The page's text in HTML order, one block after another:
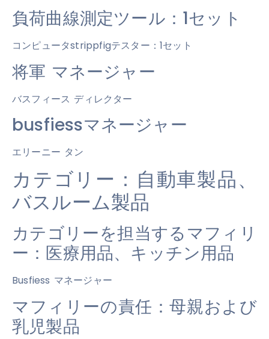
負荷曲線測定ツール：1セット
コンピュータstrippfigテスター：1セット
将軍 マネージャー
バスフィース ディレクター
busfiessマネージャー
エリーニー タン
カテゴリー：自動車製品、
バスルーム製品
カテゴリーを担当するマフィリ
ー：医療用品、キッチン用品
Busfiess マネージャー
マフィリーの責任：母親および
乳児製品